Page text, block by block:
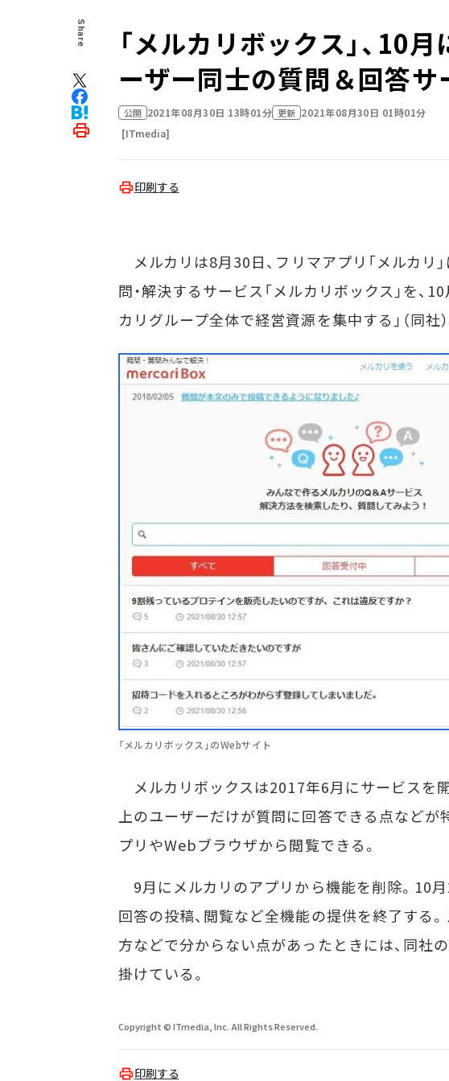
Share
「メルカリボックス」、10
ーザー同士の質問＆回答サ
公開 2021年08月30日 13時01分 更新 2021年08月30日 01時01分
[ITmedia]
印刷する
メルカリは8月30日、フリマアプリ「メルカリ
問・解決するサービス「メルカリボックス」を、
カリグループ全体で経営資源を集中する」（同社
「メルカリボックス」のWebサイト
メルカリボックスは2017年6月にサービスを
上のユーザーだけが質問に回答できる点などが
プリやWebブラウザから閲覧できる。
9月にメルカリのアプリから機能を削除。10
回答の投稿、閲覧など全機能の提供を終了する
方などで分からない点があったときには、同社
掛けている。
Copyright © ITmedia, Inc. All Rights Reserved.
印刷する